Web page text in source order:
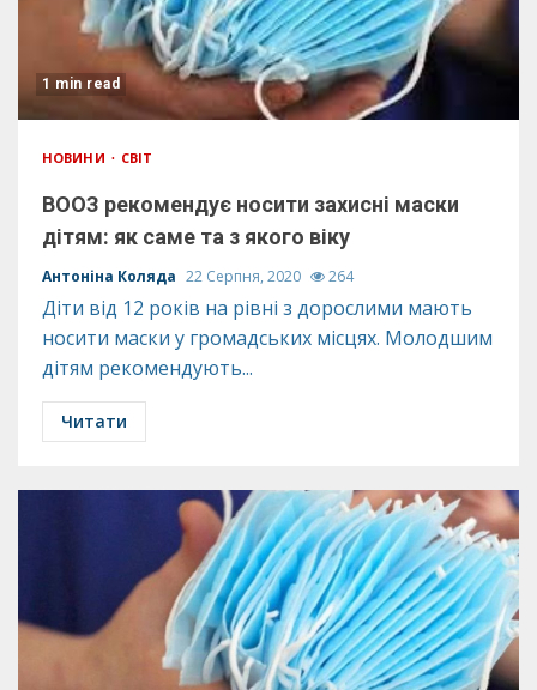
1 min read
НОВИНИ СВІТ
ВООЗ рекомендує носити захисні маски
дітям: як саме та з якого віку
Антоніна Коляда 22 Серпня, 2020 264
Діти від 12 років на рівні з дорослими мають
носити маски у громадських місцях. Молодшим
дітям рекомендують...
Читати